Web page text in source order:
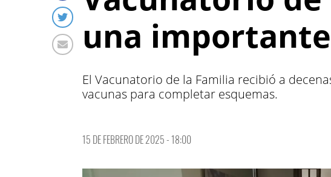
una
El Vacunatorio de la Familia recibió a
vacunas para completar esquemas.
15 DE FEBRERO DE 2025 - 18:00